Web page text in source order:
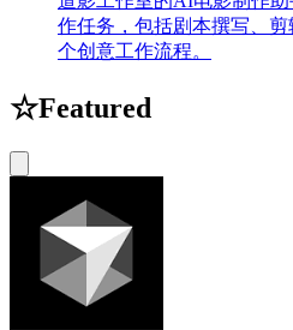
作任务，包括剧本撰写、
个创意工作流程。
☆Featured